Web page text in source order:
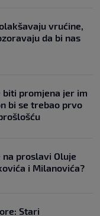
vrućine,
da bi nas
biti promjena jer im
bi se trebao prvo
proslavi Oluje
i Milanovića?
Stari